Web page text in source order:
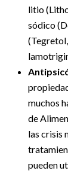
litio
sódico
muchos
de
las crisis
pueden